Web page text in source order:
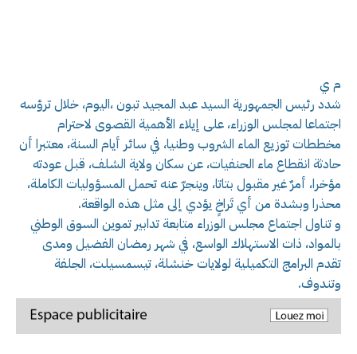
م ي
شدد رئيس الجمهورية السيد عبد المجيد تبون ،اليوم، خلال ترؤسه
اجتماعا لمجلس الوزراء، على إيلاء الأهمية القصوى لاحترام
مخططات توزيع الماء الشروب وطنيا، في سائر أيام السنة، معتبرا أن
حادثة انقطاع ماء الحنفيات، عن سكان ولاية الشلف، قبل عودته
مؤخرا، أمرٌ غير مقبول بتاتا، وينجرّ عنه تحمل المسؤوليات الكاملة،
محذرا وبشدة من أي تَراخٍ يؤدي إلى مثل هذه الواقعة.
و تناول اجتماع مجلس الوزراء متابعة تدابير تموين السوق الوطني
بالمواد، ذات الاستهلاك الواسع، في شهر رمضان الفضيل ومدى
تقدم البرامج التكميلية لولايات خنشلة، تيسمسيلت، الجلفة
وتندوف.